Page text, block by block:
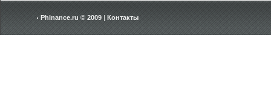
Phinance.ru © 2009 | Контакты